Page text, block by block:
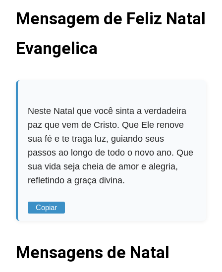
Mensagem de Feliz Natal
Evangelica
Neste Natal que você sinta a verdadeira
paz que vem de Cristo. Que Ele renove
sua fé e te traga luz, guiando seus
passos ao longo de todo o novo ano. Que
sua vida seja cheia de amor e alegria,
refletindo a graça divina.
Copiar
Mensagens de Natal